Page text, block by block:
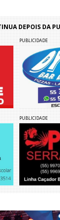
DEPOIS DA
PUBLICIDADE
PUBLICIDADE